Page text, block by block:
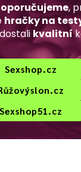
,
hračky na
kvalitní
Sexshop.cz
Sexshop51.cz